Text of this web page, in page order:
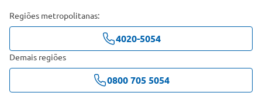
Regiões metropolitanas:
4020-5054
Demais regiões
0800 705 5054